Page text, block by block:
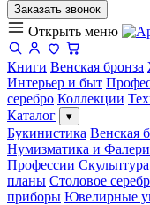
Заказать звонок
Открыть меню
Книги Венская бронза
Интерьер и быт
серебро Коллекции
Каталог
▾
Букинистика Венская
Нумизматика и
Профессии
планы Столовое
приборы Ювелирные